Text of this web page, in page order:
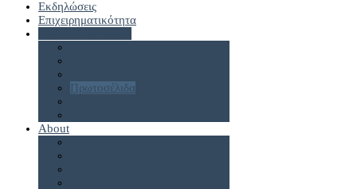
Εκδηλώσεις
Επιχειρηματικότητα
Πρωτοσέλιδα
About